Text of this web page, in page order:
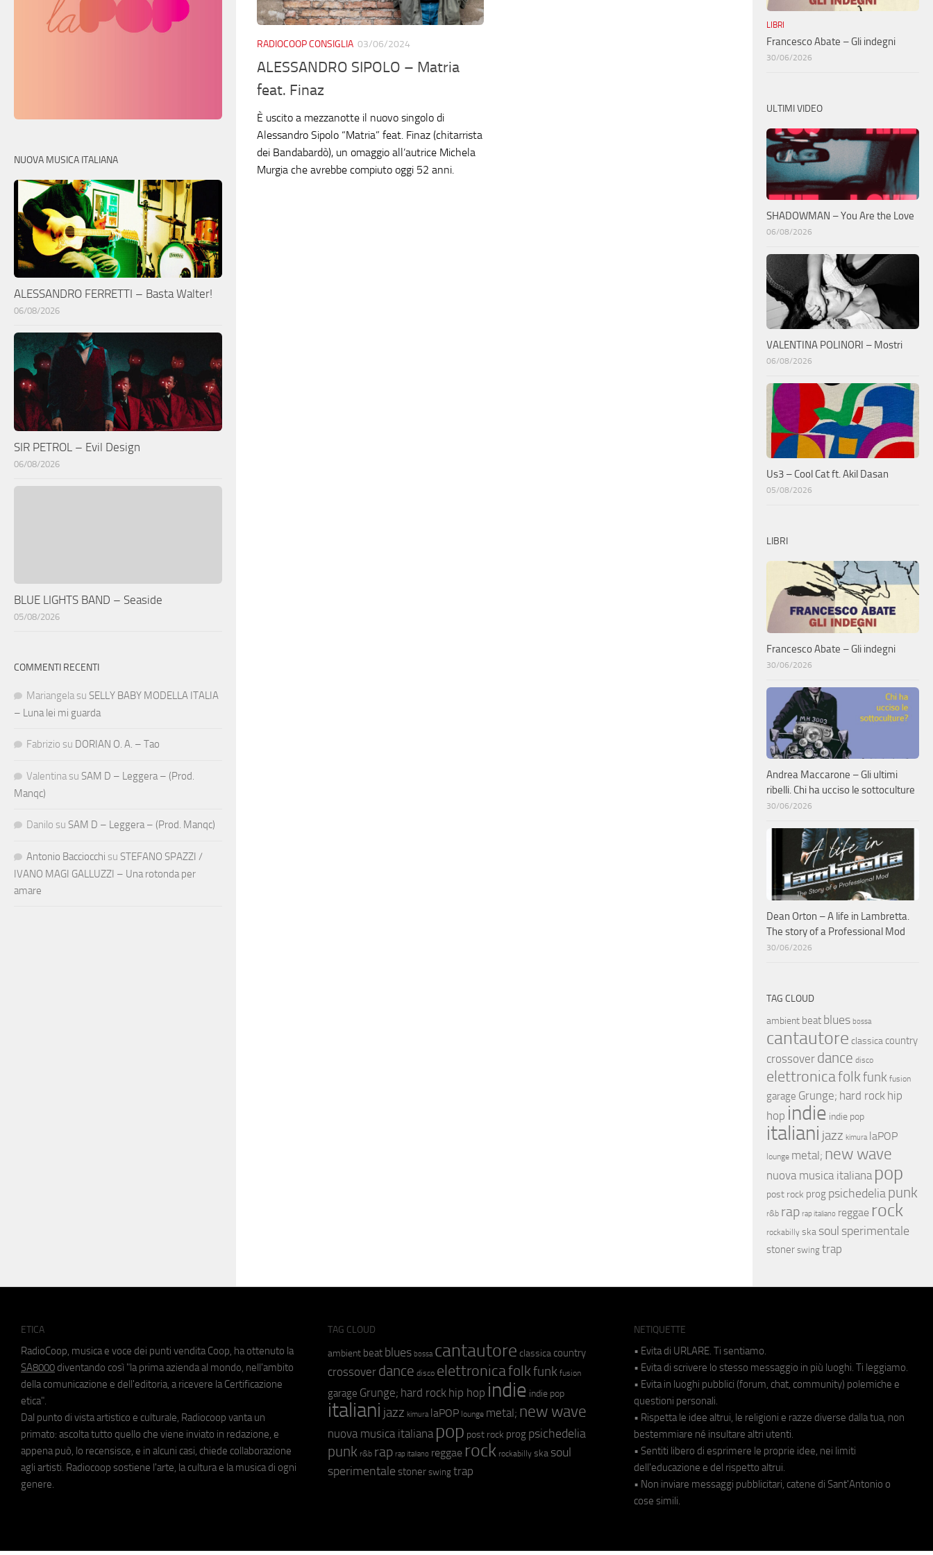
RADIOCOOP CONSIGLIA 03/06/2024
ALESSANDRO SIPOLO – Matria
feat. Finaz
È uscito a mezzanotte il nuovo singolo di
Alessandro Sipolo “Matria” feat. Finaz (chitarrista
dei Bandabardò), un omaggio all’autrice Michela
Murgia che avrebbe compiuto oggi 52 anni.
NUOVA MUSICA ITALIANA
ALESSANDRO FERRETTI – Basta Walter!
06/08/2026
SIR PETROL – Evil Design
06/08/2026
BLUE LIGHTS BAND – Seaside
05/08/2026
COMMENTI RECENTI
Mariangela su SELLY BABY MODELLA ITALIA
– Luna lei mi guarda
Fabrizio su DORIAN O. A. – Tao
Valentina su SAM D – Leggera – (Prod.
Manqc)
Danilo su SAM D – Leggera – (Prod. Manqc)
Antonio Bacciocchi su STEFANO SPAZZI /
IVANO MAGI GALLUZZI – Una rotonda per
amare
LIBRI
Francesco Abate – Gli indegni
30/06/2026
ULTIMI VIDEO
SHADOWMAN – You Are the Love
06/08/2026
VALENTINA POLINORI – Mostri
06/08/2026
Us3 – Cool Cat ft. Akil Dasan
05/08/2026
LIBRI
Francesco Abate – Gli indegni
30/06/2026
Andrea Maccarone – Gli ultimi
ribelli. Chi ha ucciso le sottoculture
30/06/2026
Dean Orton – A life in Lambretta.
The story of a Professional Mod
30/06/2026
TAG CLOUD
ambient beat blues bossa
cantautore classica country
crossover dance disco
elettronicafolkfunk fusion
garage Grunge; hard rock hip
hop indie indie pop
italiani jazz kimura laPOP
lounge metal; new wave
nuova musica italiana pop
post rock prog psichedeliapunk
r&b rap rap italiano reggae rock
rockabilly ska soul sperimentale
stoner swing trap
ETICA
RadioCoop, musica e voce dei punti vendita Coop, ha ottenuto la
SA8000 diventando così "la prima azienda al mondo, nell'ambito
della comunicazione e dell'editoria, a ricevere la Certificazione
etica".
Dal punto di vista artistico e culturale, Radiocoop vanta un
primato: ascolta tutto quello che viene inviato in redazione, e
appena può, lo recensisce, e in alcuni casi, chiede collaborazione
agli artisti. Radiocoop sostiene l'arte, la cultura e la musica di ogni
genere.
TAG CLOUD
ambient beat blues bossa cantautore classica country
crossover dance disco elettronicafolkfunk fusion
garage Grunge; hard rock hip hop indie indie pop
italiani jazz kimura laPOP lounge metal; new wave
nuova musica italiana pop post rock prog psichedelia
punk r&b rap rap italiano reggae rock rockabilly ska soul
sperimentale stoner swing trap
NETIQUETTE
• Evita di URLARE. Ti sentiamo.
• Evita di scrivere lo stesso messaggio in più luoghi. Ti leggiamo.
• Evita in luoghi pubblici (forum, chat, community) polemiche e
questioni personali.
• Rispetta le idee altrui, le religioni e razze diverse dalla tua, non
bestemmiare né insultare altri utenti.
• Sentiti libero di esprimere le proprie idee, nei limiti
dell'educazione e del rispetto altrui.
• Non inviare messaggi pubblicitari, catene di Sant'Antonio o
cose simili.